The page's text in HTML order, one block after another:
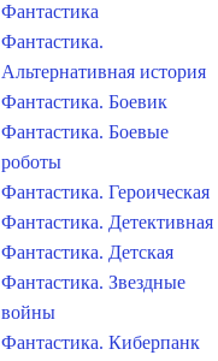
Фантастика
Фантастика.
Альтернативная история
Фантастика. Боевик
Фантастика. Боевые
роботы
Фантастика. Героическая
Фантастика. Детективная
Фантастика. Детская
Фантастика. Звездные
войны
Фантастика. Киберпанк